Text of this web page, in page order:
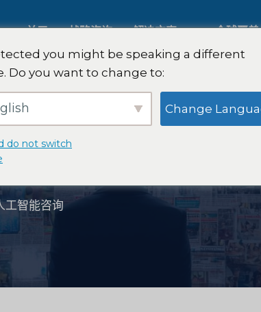
关于 战略咨询 解决方案
人工智能市场研究
消费者市场研究 定性与
战略咨询
全球覆盖
询
工智能咨询
you might be speaking a different
Do you want to change to:
Change
do not switch